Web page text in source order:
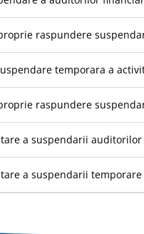
raspundere
temporara a
raspundere
a suspendarii
a suspendarii